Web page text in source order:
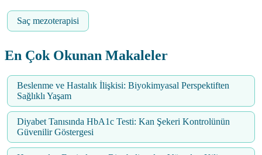
Saç mezoterapisi
En Çok Okunan Makaleler
Beslenme ve Hastalık İlişkisi: Biyokimyasal Perspektiften
Sağlıklı Yaşam
Diyabet Tanısında HbA1c Testi: Kan Şekeri Kontrolünün
Güvenilir Göstergesi